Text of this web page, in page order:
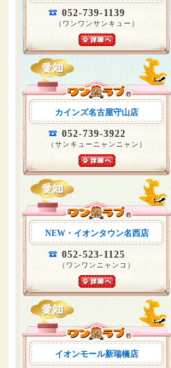
052-739-1139
（ワンワンサンキュー）
カインズ名古屋守山店
052-739-3922
（サンキューニャンニャン）
NEW・イオンタウン名西店
052-523-1125
（ワンワンニャンコ）
イオンモール新瑞橋店